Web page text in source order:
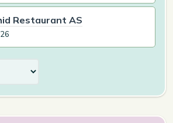
Restaurant AS